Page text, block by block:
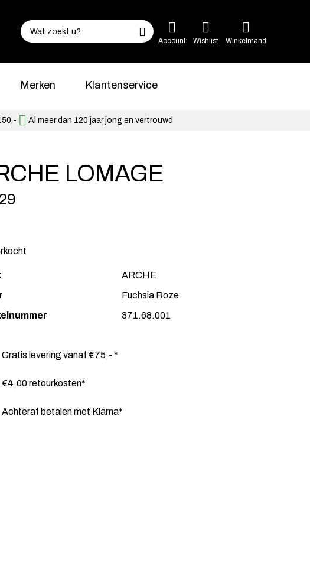
Account Wishlist Winkelmand
Merken Klantenservice
Al meer dan 120 jaar jong en vertrouwd
LOMAGE
ARCHE
Fuchsia Roze
371.68.001
Gratis levering vanaf €75,- *
€4,00 retourkosten*
Achteraf betalen met Klarna*